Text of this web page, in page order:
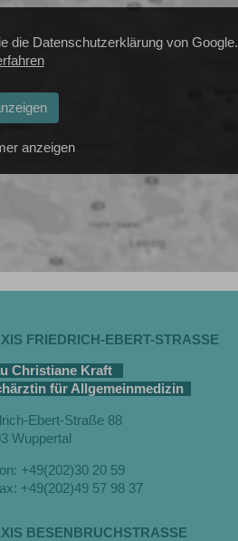
die Datenschutzerklärung von Google.
anzeigen
FRIEDRICH-EBERT-STRASSE
Christiane Kraft
für Allgemeinmedizin
Ebert-Straße 88
Wuppertal
+49(202)30 20 59
+49(202)49 57 98 37
BESENBRUCHSTRASSE